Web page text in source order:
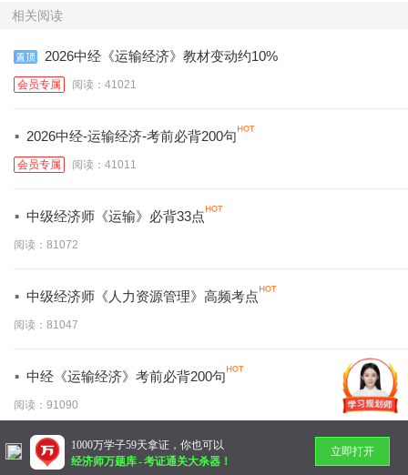
相关阅读
2026中经《运输经济》教材变动约10%
会员专属 阅读：41021
· 2026中经-运输经济-考前必背200句
会员专属 阅读：41011
· 中级经济师《运输》必背33点
阅读：81072
· 中级经济师《人力资源管理》高频考点
阅读：81047
· 中经《运输经济》考前必背200句
阅读：91090
暂无更多
1000万学子59天拿证，你也可以
经济师万题库-考证通关大杀器！
立即打开